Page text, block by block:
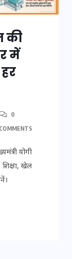
की
में
0
COMMENTS
योगी
खेल